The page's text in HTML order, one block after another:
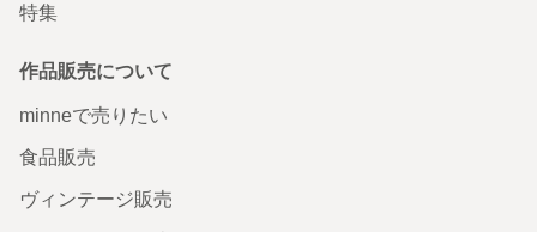
特集
作品販売について
minneで売りたい
食品販売
ヴィンテージ販売